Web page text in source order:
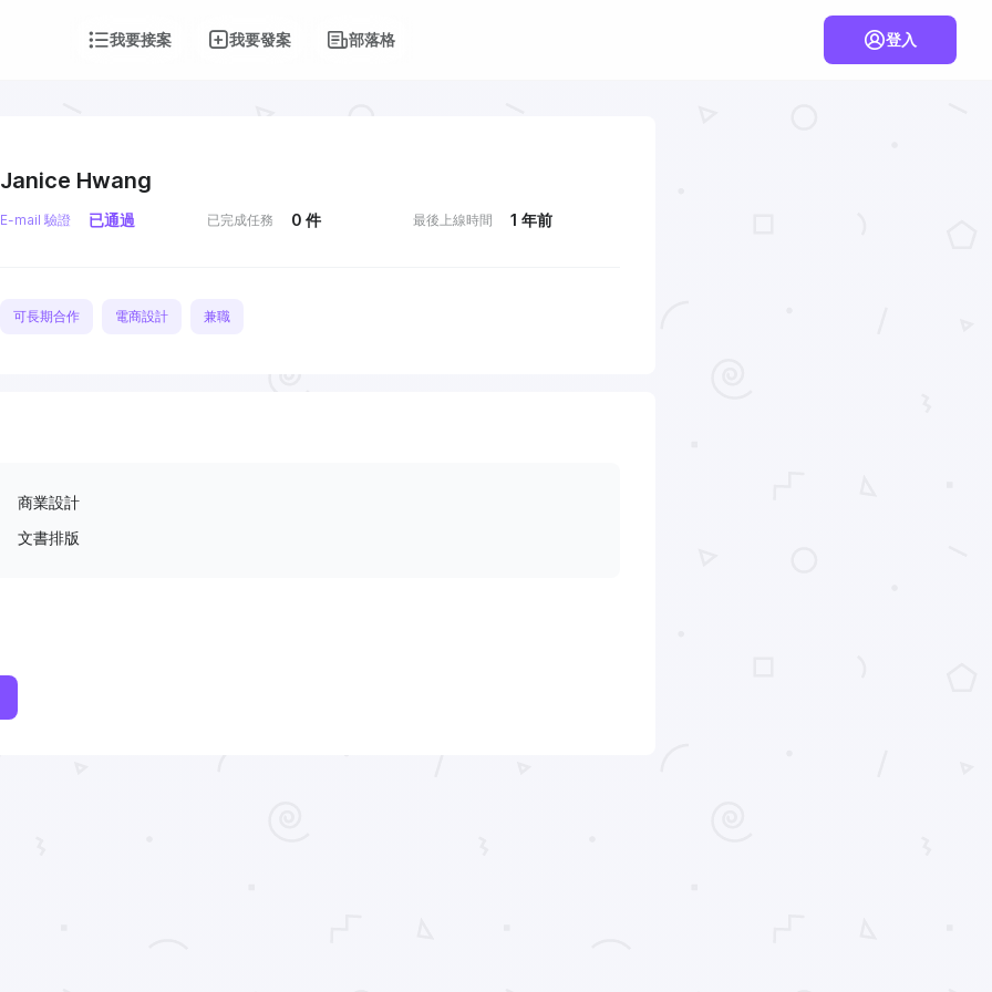
我要接案 我要發案 部落格 登入
Janice Hwang
E-mail 驗證 已通過 已完成任務 0 件 最後上線時間 1 年前
可長期合作 電商設計 兼職
商業設計
文書排版